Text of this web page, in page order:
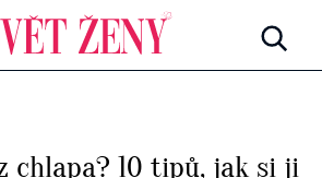
chlapa? 10 tipů, jak si ji